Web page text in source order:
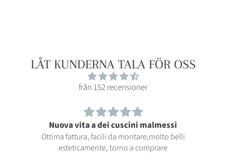
LÅT KUNDERNA TALA FÖR OSS
från 152 recensioner
Nuova vita a dei cuscini malmessi
Ottima fattura, facili da montare,molto belli
esteticamente, torno a comprare